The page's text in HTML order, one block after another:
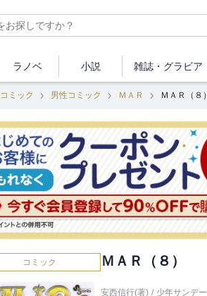
ラノベ 小説 雑誌・ グラビア
コミック 男性コミック ＭＡＲ ＭＡＲ（８）
コミック ＭＡＲ（８）
安西信行(著) / 少年サンデー